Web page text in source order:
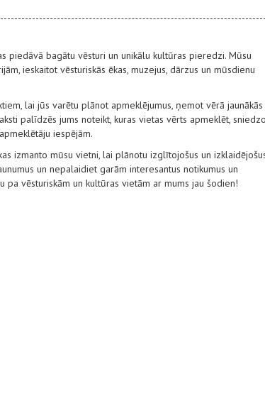
piedāvā bagātu vēsturi un unikālu kultūras pieredzi. Mūsu
ieskaitot vēsturiskās ēkas, muzejus, dārzus un mūsdienu
lai jūs varētu plānot apmeklējumus, ņemot vērā jaunākās
palīdzēs jums noteikt, kuras vietas vērts apmeklēt,
iespējām.
izmanto mūsu vietni, lai plānotu izglītojošus un
un nepalaidiet garām interesantus notikumus un
pa vēsturiskām un kultūras vietām ar mums jau šodien!